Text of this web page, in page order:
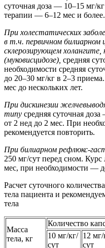
суточная доза — 10–15 мг/
терапии — 6–12 мес и более.
При холестатических
в т.ч. первичном билиарном
склерозирующем холангите,
(муковисцидозе), средняя
необходимости средняя
до 20–30 мг/кг в 2–3
мес до нескольких лет.
При дискинезии
типу средняя суточная
от 2 нед до 2 мес. При
рекомендуется повторить.
При билиарном рефлюкс-
250 мг/сут перед сном.
мес, при необходимости —
Расчет суточного
тела пациента и
тела
Масса
тела, кг
Количество
10 мг/кг/
сут
12 мг/
сут